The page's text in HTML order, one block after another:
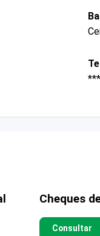
Cheques
Consultar